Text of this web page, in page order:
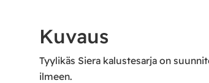
Kuvaus
Tyylikäs Siera kalustesarja on
ilmeen.